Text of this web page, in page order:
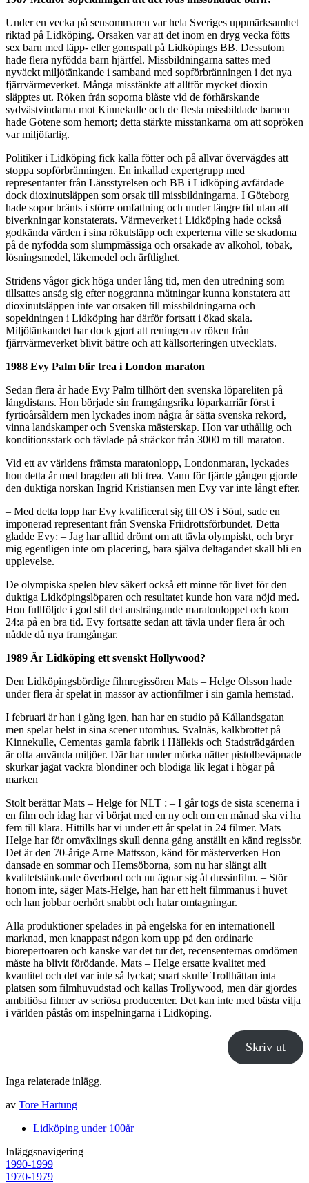
Under en vecka på sensommaren var hela Sveriges uppmärksamhet
riktad på Lidköping. Orsaken var att det inom en dryg vecka fötts
sex barn med läpp- eller gomspalt på Lidköpings BB. Dessutom
hade flera nyfödda barn hjärtfel. Missbildningarna sattes med
nyväckt miljötänkande i samband med sopförbränningen i det nya
fjärrvärmeverket. Många misstänkte att alltför mycket dioxin
släpptes ut. Röken från soporna blåste vid de förhärskande
sydvästvindarna mot Kinnekulle och de flesta missbildade barnen
hade Götene som hemort; detta stärkte misstankarna om att sopröken
var miljöfarlig.
Politiker i Lidköping fick kalla fötter och på allvar övervägdes att
stoppa sopförbränningen. En inkallad expertgrupp med
representanter från Länsstyrelsen och BB i Lidköping avfärdade
dock dioxinutsläppen som orsak till missbildningarna. I Göteborg
hade sopor bränts i större omfattning och under längre tid utan att
biverkningar konstaterats. Värmeverket i Lidköping hade också
godkända värden i sina rökutsläpp och experterna ville se skadorna
på de nyfödda som slumpmässiga och orsakade av alkohol, tobak,
lösningsmedel, läkemedel och ärftlighet.
Stridens vågor gick höga under lång tid, men den utredning som
tillsattes ansåg sig efter noggranna mätningar kunna konstatera att
dioxinutsläppen inte var orsaken till missbildningarna och
sopeldningen i Lidköping har därför fortsatt i ökad skala.
Miljötänkandet har dock gjort att reningen av röken från
fjärrvärmeverket blivit bättre och att källsorteringen utvecklats.
1988 Evy Palm blir trea i London maraton
Sedan flera år hade Evy Palm tillhört den svenska löpareliten på
långdistans. Hon började sin framgångsrika löparkarriär först i
fyrtioårsåldern men lyckades inom några år sätta svenska rekord,
vinna landskamper och Svenska mästerskap. Hon var uthållig och
konditionsstark och tävlade på sträckor från 3000 m till maraton.
Vid ett av världens främsta maratonlopp, Londonmaran, lyckades
hon detta år med bragden att bli trea. Vann för fjärde gången gjorde
den duktiga norskan Ingrid Kristiansen men Evy var inte långt efter.
– Med detta lopp har Evy kvalificerat sig till OS i Söul, sade en
imponerad representant från Svenska Friidrottsförbundet. Detta
gladde Evy: – Jag har alltid drömt om att tävla olympiskt, och bryr
mig egentligen inte om placering, bara själva deltagandet skall bli en
upplevelse.
De olympiska spelen blev säkert också ett minne för livet för den
duktiga Lidköpingslöparen och resultatet kunde hon vara nöjd med.
Hon fullföljde i god stil det ansträngande maratonloppet och kom
24:a på en bra tid. Evy fortsatte sedan att tävla under flera år och
nådde då nya framgångar.
1989 Är Lidköping ett svenskt Hollywood?
Den Lidköpingsbördige filmregissören Mats – Helge Olsson hade
under flera år spelat in massor av actionfilmer i sin gamla hemstad.
I februari är han i gång igen, han har en studio på Kållandsgatan
men spelar helst in sina scener utomhus. Svalnäs, kalkbrottet på
Kinnekulle, Cementas gamla fabrik i Hällekis och Stadsträdgården
är ofta använda miljöer. Där har under mörka nätter pistolbeväpnade
skurkar jagat vackra blondiner och blodiga lik legat i högar på
marken
Stolt berättar Mats – Helge för NLT : – I går togs de sista scenerna i
en film och idag har vi börjat med en ny och om en månad ska vi ha
fem till klara. Hittills har vi under ett år spelat in 24 filmer. Mats –
Helge har för omväxlings skull denna gång anställt en känd regissör.
Det är den 70-årige Arne Mattsson, känd för mästerverken Hon
dansade en sommar och Hemsöborna, som nu har slängt allt
kvalitetstänkande överbord och nu ägnar sig åt dussinfilm. – Stör
honom inte, säger Mats-Helge, han har ett helt filmmanus i huvet
och han jobbar oerhört snabbt och hatar omtagningar.
Alla produktioner spelades in på engelska för en internationell
marknad, men knappast någon kom upp på den ordinarie
biorepertoaren och kanske var det tur det, recensenternas omdömen
måste ha blivit förödande. Mats – Helge ersatte kvalitet med
kvantitet och det var inte så lyckat; snart skulle Trollhättan inta
platsen som filmhuvudstad och kallas Trollywood, men där gjordes
ambitiösa filmer av seriösa producenter. Det kan inte med bästa vilja
i världen påstås om inspelningarna i Lidköping.
Skriv ut
Inga relaterade inlägg.
av Tore Hartung
Lidköping under 100år
Inläggsnavigering
1990-1999
1970-1979